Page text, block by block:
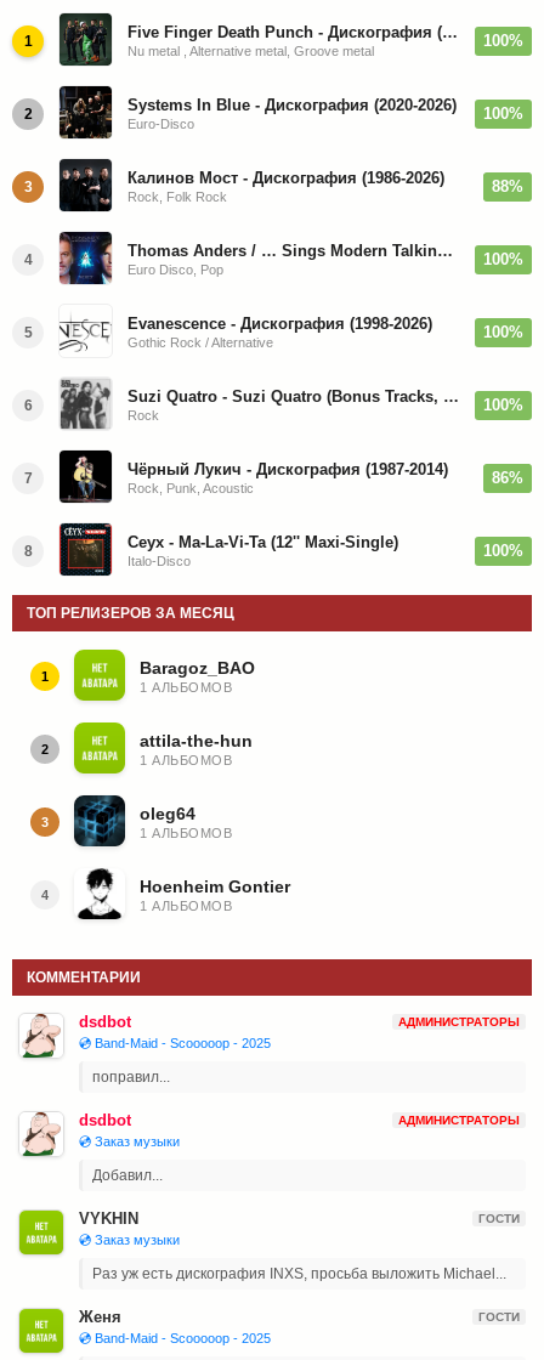
1 Five Finger Death Punch - Дискография (2008-2026)
Nu metal , Alternative metal, Groove metal
100%
2 Systems In Blue - Дискография (2020-2026)
Euro-Disco
100%
3 Калинов Мост - Дискография (1986-2026)
Rock, Folk Rock
88%
4 Thomas Anders / … Sings Modern Talking: The Best hi-res
Euro Disco, Pop
100%
5 Evanescence - Дискография (1998-2026)
Gothic Rock / Alternative
100%
6 Suzi Quatro - Suzi Quatro (Bonus Tracks, Remaster) 1973/2022
Rock
100%
7 Чёрный Лукич - Дискография (1987-2014)
Rock, Punk, Acoustic
86%
8 Ceyx - Ma-La-Vi-Ta (12'' Maxi-Single)
Italo-Disco
100%
ТОП РЕЛИЗЕРОВ ЗА МЕСЯЦ
1 Baragoz_BAO
1 АЛЬБОМОВ
2 attila-the-hun
1 АЛЬБОМОВ
3 oleg64
1 АЛЬБОМОВ
4 Hoenheim Gontier
1 АЛЬБОМОВ
КОММЕНТАРИИ
dsdbot АДМИНИСТРАТОРЫ
💿 Band-Maid - Scooooop - 2025
поправил...
dsdbot АДМИНИСТРАТОРЫ
💿 Заказ музыки
Добавил...
VYKHIN ГОСТИ
💿 Заказ музыки
Раз уж есть дискография INXS, просьба выложить Michael...
Женя ГОСТИ
💿 Band-Maid - Scooooop - 2025